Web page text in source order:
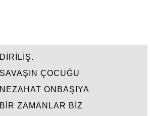
DİRİLİŞ.
SAVAŞIN ÇOCUĞU
NEZAHAT ONBAŞIYA
BİR ZAMANLAR BİZ